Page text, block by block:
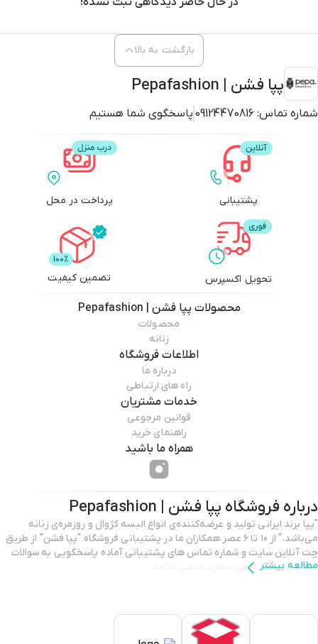
پپا فشن | Pepafashion
شماره تماس: 09124470816 پاسخگوی شما هستیم
بازگشت به بالا
پشتیبانی پرداخت در محل
تحویل اکسپرس تضمین کیفیت
محصولات پپا فشن | Pepafashion
محصولات
زنانه
اطلاعات فروشگاه
درباره ما
راه های ارتباطی
خدمات مشتریان
قوانین مرجوعی
راهنمای خرید
همراه ما باشید
درباره فروشگاه پپا فشن | Pepafashion
"پپا برند ایرانی تولید و عرضه‌کننده‌ی انواع البسه کژوال و روزمره‌ی زنانه
می‌باشد." از ۱۰ تا ۶ عصر همکاران ما در پشتیبانی فروشگاه "پپا فشن" از طریق
چت آنلاین سایت و شماره تماس های پشتیبانی آماده پاسخگویی به سوالات
شما عزیزان و پیگیری سفارشات می باشند
مطالعه بیشتر